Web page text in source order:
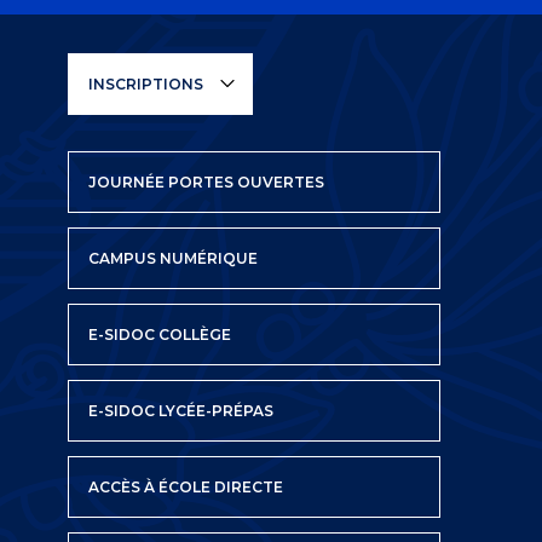
INSCRIPTIONS
JOURNÉE PORTES OUVERTES
CAMPUS NUMÉRIQUE
E-SIDOC COLLÈGE
E-SIDOC LYCÉE-PRÉPAS
ACCÈS À ÉCOLE DIRECTE